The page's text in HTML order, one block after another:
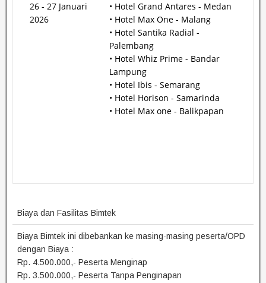
26 - 27 Januari
2026
• Hotel Grand Antares - Medan
• Hotel Max One - Malang
• Hotel Santika Radial -
Palembang
• Hotel Whiz Prime - Bandar
Lampung
• Hotel Ibis - Semarang
• Hotel Horison - Samarinda
• Hotel Max one - Balikpapan
Biaya dan Fasilitas Bimtek
Biaya Bimtek ini dibebankan ke masing-masing peserta/OPD
dengan Biaya :
Rp. 4.500.000,- Peserta Menginap
Rp. 3.500.000,- Peserta Tanpa Penginapan